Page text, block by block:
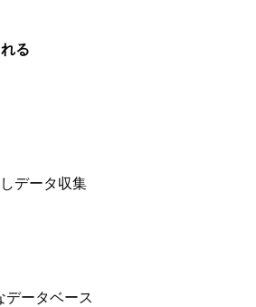
る
データ収集
データベース